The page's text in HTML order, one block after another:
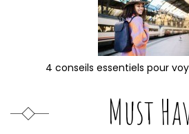
4 conseils essentiels pour
Must